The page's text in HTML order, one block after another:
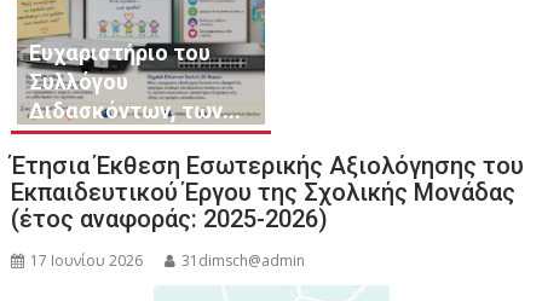
Ευχαριστήριο του
Συλλόγου
Διδασκόντων, των...
Έτησια Έκθεση Εσωτερικής Αξιολόγησης του
Εκπαιδευτικού Έργου της Σχολικής Μονάδας
(έτος αναφοράς: 2025-2026)
17 Ιουνίου 2026 31dimsch@admin